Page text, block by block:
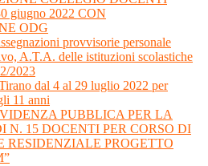
giugno 2022 CON
ODG
provvisorie personale
A.T.A. delle istituzioni scolastiche
2023
dal 4 al 29 luglio 2022 per
11 anni
PUBBLICA PER LA
N. 15 DOCENTI PER CORSO DI
RESIDENZIALE PROGETTO